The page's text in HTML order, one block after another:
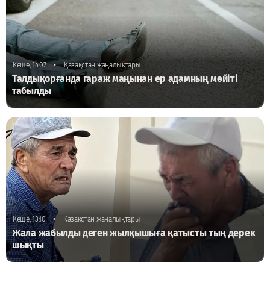
Кеше, 14:07 • Қазақстан жаңалықтары
Талдықорғанда гараж маңынан ер адамның мәйіті
табылды
Кеше, 13:10 • Қазақстан жаңалықтары
Жала жабылды деген жылқышыға қатысты тың дерек
шықты